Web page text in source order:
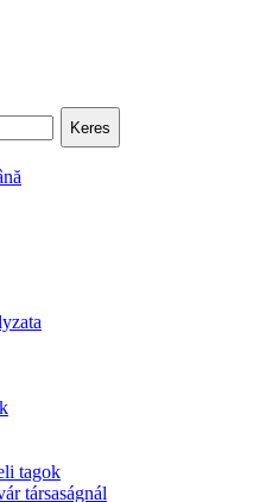
Keres
tagok
társaságnál